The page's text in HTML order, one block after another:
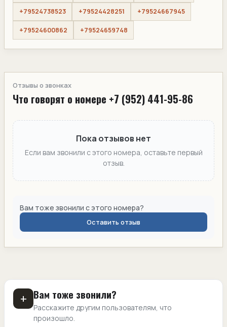
+79524738523 +79524428251 +79524667945
+79524600862 +79524659748
Отзывы о звонках
Что говорят о номере +7 (952) 441-95-86
Пока отзывов нет
Если вам звонили с этого номера, оставьте первый
отзыв.
Вам тоже звонили с этого номера?
Оставить отзыв
+ Вам тоже звонили?
Расскажите другим пользователям, что
произошло.